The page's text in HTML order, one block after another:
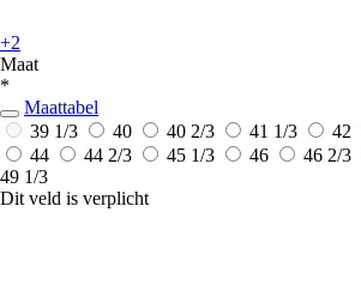
+2
Maat
*
Maattabel
39 1/3
40 40 2/3 41 1/3 42
44
44 2/3 45 1/3 46 46 2/3
49 1/3
Dit veld is verplicht